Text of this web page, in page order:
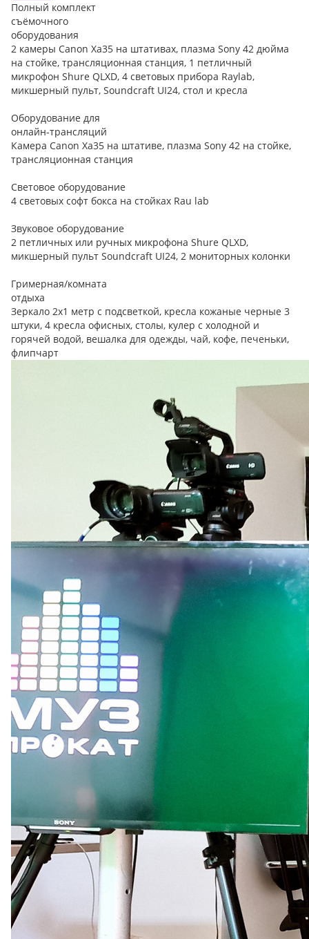
Полный комплект
съёмочного
оборудования
2 камеры Canon Xa35 на штативах, плазма Sony 42 дюйма
на стойке, трансляционная станция, 1 петличный
микрофон Shure QLXD, 4 световых прибора Raylab,
микшерный пульт, Soundcraft UI24, стол и кресла
Оборудование для
онлайн-трансляций
Камера Canon Xa35 на штативе, плазма Sony 42 на стойке,
трансляционная станция
Световое оборудование
4 световых софт бокса на стойках Rau lab
Звуковое оборудование
2 петличных или ручных микрофона Shure QLXD,
микшерный пульт Soundcraft UI24, 2 мониторных колонки
Гримерная/комната
отдыха
Зеркало 2х1 метр с подсветкой, кресла кожаные черные 3
штуки, 4 кресла офисных, столы, кулер с холодной и
горячей водой, вешалка для одежды, чай, кофе, печеньки,
флипчарт